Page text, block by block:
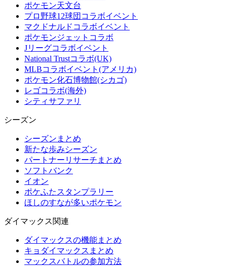
ポケモン天文台
プロ野球12球団コラボイベント
マクドナルドコラボイベント
ポケモンジェットコラボ
Jリーグコラボイベント
National Trustコラボ(UK)
MLBコラボイベント(アメリカ)
ポケモン化石博物館(シカゴ)
レゴコラボ(海外)
シティサファリ
シーズン
シーズンまとめ
新たな歩みシーズン
パートナーリサーチまとめ
ソフトバンク
イオン
ポケふたスタンプラリー
ほしのすなが多いポケモン
ダイマックス関連
ダイマックスの機能まとめ
キョダイマックスまとめ
マックスバトルの参加方法